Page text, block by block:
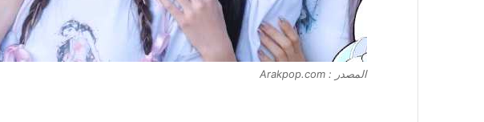
المصدر : Arakpop.com